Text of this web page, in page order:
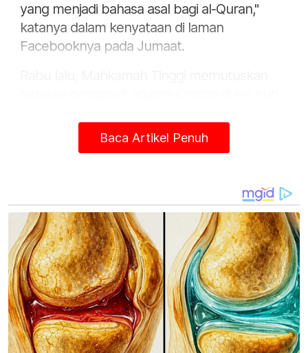
yang menjadi bahasa asal bagi al-Quran,"
katanya dalam kenyataan di laman
Facebooknya pada Jumaat.
dan tiga perkataan Arab yang lain dalam
penerbitan agama mereka untuk tujuan
Tiga perkataan itu ialah Baitullah, Kaabah dan
solat.
Baca Artikel Penuh